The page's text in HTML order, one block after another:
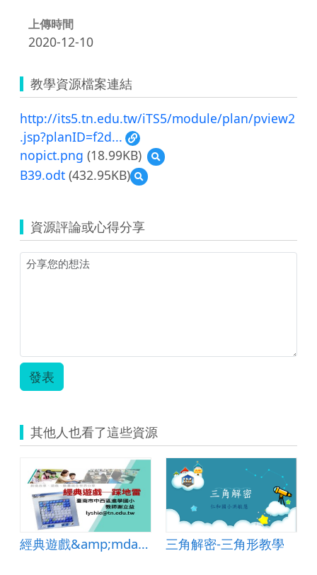
上傳時間
2020-12-10
教學資源檔案連結
http://its5.tn.edu.tw/iTS5/module/plan/pview2
.jsp?planID=f2d...
nopict.png (18.99KB)
預
覽
B39.odt (432.95KB)
預
覽
資源評論或心得分享
發表
其他人也看了這些資源
經典遊戲&amp;mdash;踩地雷 三角解密-三角形教學